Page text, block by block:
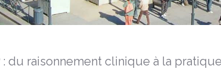
: du raisonnement clinique à la